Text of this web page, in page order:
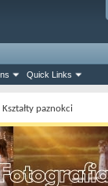
Quick Links
Kształty paznokci